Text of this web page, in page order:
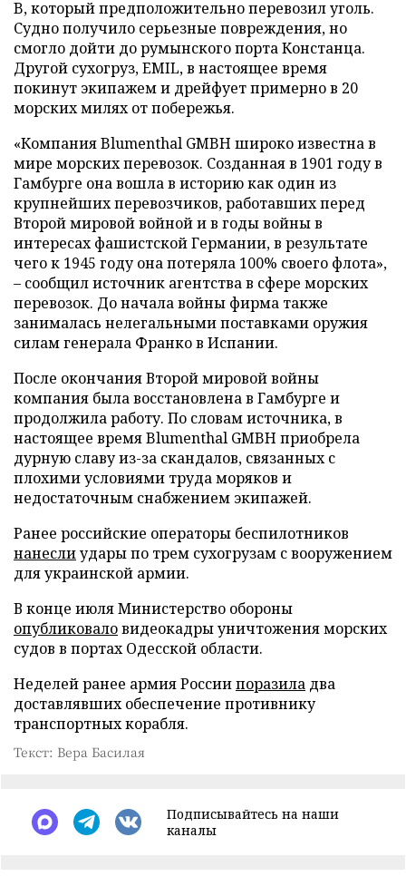
B, который предположительно перевозил уголь.
Судно получило серьезные повреждения, но
смогло дойти до румынского порта Констанца.
Другой сухогруз, EMIL, в настоящее время
покинут экипажем и дрейфует примерно в 20
морских милях от побережья.
«Компания Blumenthal GMBH широко известна в
мире морских перевозок. Созданная в 1901 году в
Гамбурге она вошла в историю как один из
крупнейших перевозчиков, работавших перед
Второй мировой войной и в годы войны в
интересах фашистской Германии, в результате
чего к 1945 году она потеряла 100% своего флота»,
– сообщил источник агентства в сфере морских
перевозок. До начала войны фирма также
занималась нелегальными поставками оружия
силам генерала Франко в Испании.
После окончания Второй мировой войны
компания была восстановлена в Гамбурге и
продолжила работу. По словам источника, в
настоящее время Blumenthal GMBH приобрела
дурную славу из-за скандалов, связанных с
плохими условиями труда моряков и
недостаточным снабжением экипажей.
Ранее российские операторы беспилотников
нанеслиудары по трем сухогрузам с вооружением
для украинской армии.
В конце июля Министерство обороны
опубликоваловидеокадры уничтожения морских
судов в портах Одесской области.
Неделей ранее армия Россиипоразила два
доставлявших обеспечение противнику
транспортных корабля.
Текст: Вера Басилая
Подписывайтесь на наши
каналы